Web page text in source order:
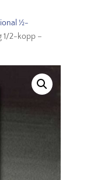
½-
1/2-kopp –